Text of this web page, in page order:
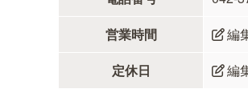
営業時間
編
定休日
編